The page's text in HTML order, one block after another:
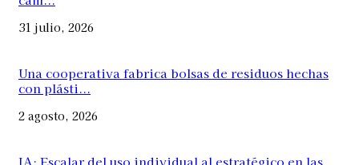
31 julio, 2026
Una cooperativa fabrica bolsas de residuos hechas
con plásti...
2 agosto, 2026